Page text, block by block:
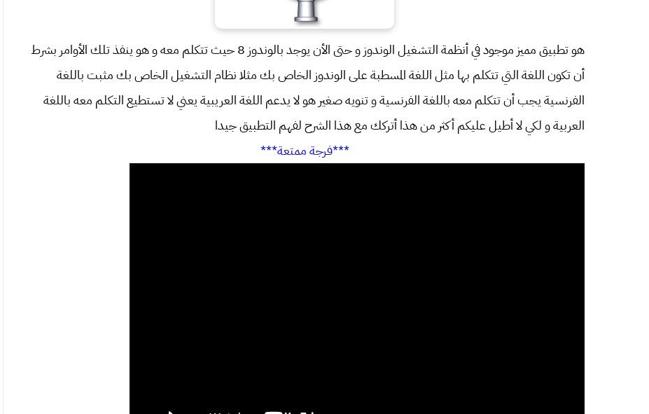
هو تطبيق مميز موجود في أنظمة التشغيل الوندوز و حتى الأن يوجد بالوندوز 8 حيث تتكلم معه و هو ينفذ تلك الأوامر بشرط
أن تكون اللغة التي تتكلم بها مثل اللغة المسطبة على الوندوز الخاص بك مثلا نظام التشغيل الخاص بك مثبت باللغة
الفرنسية يجب أن تتكلم معه باللغة الفرنسية و تنويه صغير هو لا يدعم اللغة العريبية يعني لا تستطيع التكلم معه باللغة
العربية و لكي لا أطيل عليكم أكثر من هذا أتركك مع هذا الشرح لفهم التطبيق جيدا
***فرجة ممتعة***